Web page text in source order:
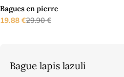
Bagues en pierre
Prix
19.88 €
Prix 29.90 €
Bague lapis lazuli